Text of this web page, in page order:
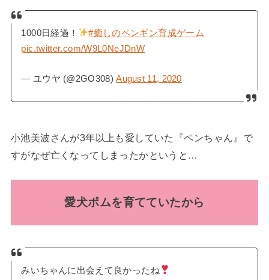
1000日経過！
#癒しのペンギン育成ゲーム
pic.twitter.com/W9L0NeJDnW
— ユウヤ (@2GO308)August 11, 2020
小池美波さんが3年以上も愛していた『ペンちゃん』で
すがなぜ亡くなってしまったかというと…
愛犬ポムを育てていたから
みいちゃんに出会えて良かったね